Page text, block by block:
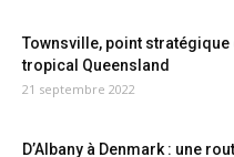
Townsville, point stratégique
tropical Queensland
21 septembre 2022
D’Albany à Denmark : une